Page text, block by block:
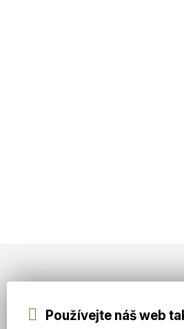
VIP CLUB IMOTHEP carpbaits
O IMOTHEP carpbaits
Používejte náš web